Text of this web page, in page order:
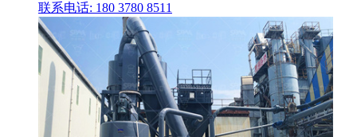
联系电话: 180 3780 8511